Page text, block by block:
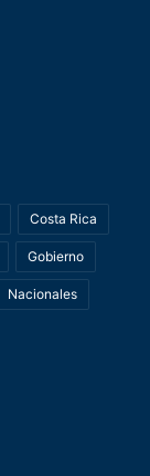
Costa Rica
Gobierno
Nacionales